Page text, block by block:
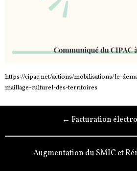
https://cipac.net/actions/mobilisations/le-
maillage-culturel-des-territoires
← Facturation
Augmentation du SMIC et